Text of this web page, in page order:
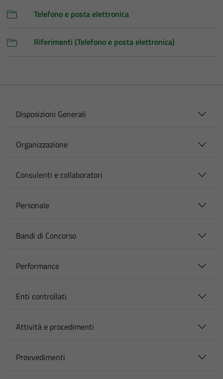
Telefono e posta elettronica
Riferimenti (Telefono e posta elettronica)
Disposizioni Generali
Organizzazione
Consulenti e collaboratori
Personale
Bandi di Concorso
Performance
Enti controllati
Attività e procedimenti
Provvedimenti